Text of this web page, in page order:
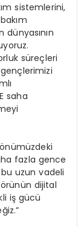
sistemlerini,
süreçleri
saha
fazla gence
uzun vadeli
dijital
iş gücü